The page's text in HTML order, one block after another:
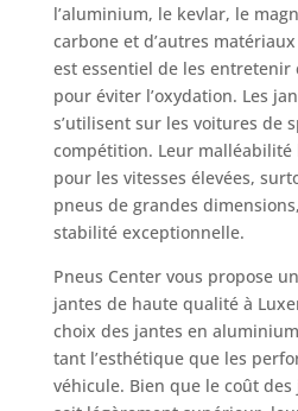
l’aluminium, le kevlar, le
carbone et d’autres
est essentiel de les entretenir
pour éviter l’oxydation. Les
s’utilisent sur les voitures de
compétition. Leur malléabilité
pour les vitesses élevées,
pneus de grandes
stabilité exceptionnelle.
Pneus Center vous propose
jantes de haute qualité à
choix des jantes en
tant l’esthétique que les
véhicule. Bien que le coût